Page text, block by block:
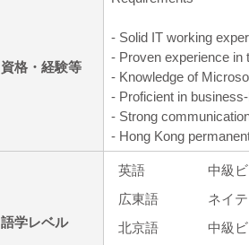
資格・経験等
- Solid IT working
- Proven experience in
- Knowledge of
- Proficient in
- Strong
- Hong Kong
語学レベル
英語
中級
広東語
ネイ
北京語
中級